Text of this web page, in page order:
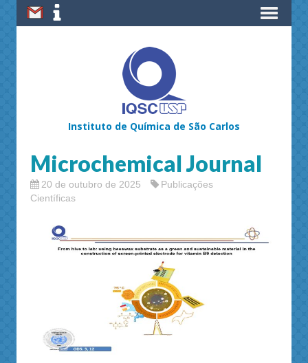
Instituto de Química de São Carlos
Microchemical Journal
20 de outubro de 2025
Publicações
Científicas